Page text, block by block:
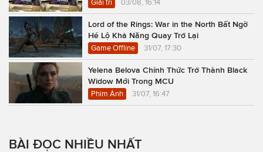
Giải trí 03/08, 16:14
Lord of the Rings: War in the North Bất Ngờ
Hé Lộ Khả Năng Quay Trở Lại
Game Offline 31/07, 17:30
Yelena Belova Chính Thức Trở Thành Black
Widow Mới Trong MCU
Phim Ảnh 31/07, 16:47
BÀI ĐỌC NHIỀU NHẤT